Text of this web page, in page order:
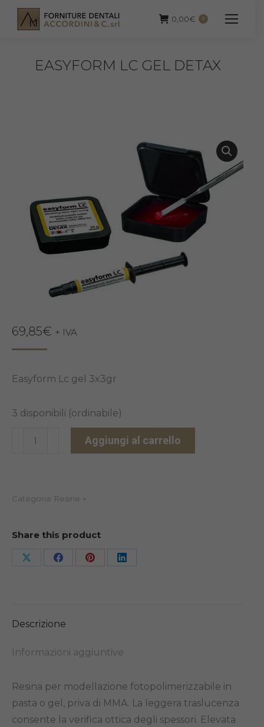
0,00€ 0
EASYFORM LC GEL DETAX
69,85€ + IVA
Easyform Lc gel 3x3gr
3 disponibili (ordinabile)
EASYFORM
quantità
Aggiungi al carrello
Categoria: Resine
Share this product
Share
Share Share Share
Descrizione
Informazioni aggiuntive
Resina per modellazione fotopolimerizzabile in
pasta o gel, priva di MMA. La leggera traslucenza
consente la verifica ottica degli spessori. Elevata